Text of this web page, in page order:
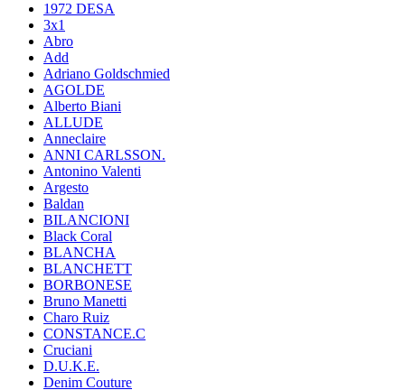
1972 DESA
3x1
Abro
Add
Adriano Goldschmied
AGOLDE
Alberto Biani
ALLUDE
Anneclaire
ANNI CARLSSON.
Antonino Valenti
Argesto
Baldan
BILANCIONI
Black Coral
BLANCHA
BLANCHETT
BORBONESE
Bruno Manetti
Charo Ruiz
CONSTANCE.C
Cruciani
D.U.K.E.
Denim Couture